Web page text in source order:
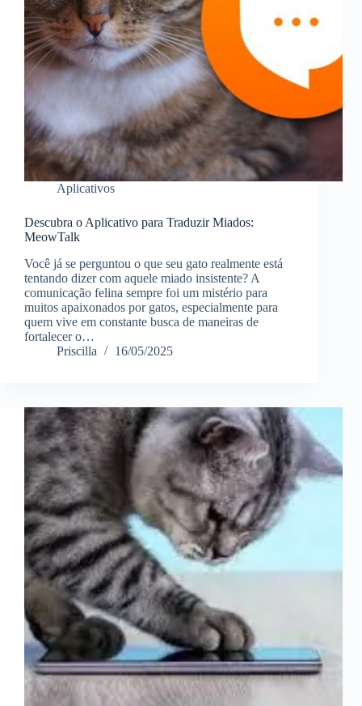
Aplicativos
Descubra o Aplicativo para Traduzir Miados:
MeowTalk
Você já se perguntou o que seu gato realmente está
tentando dizer com aquele miado insistente? A
comunicação felina sempre foi um mistério para
muitos apaixonados por gatos, especialmente para
quem vive em constante busca de maneiras de
fortalecer o…
Priscilla
16/05/2025